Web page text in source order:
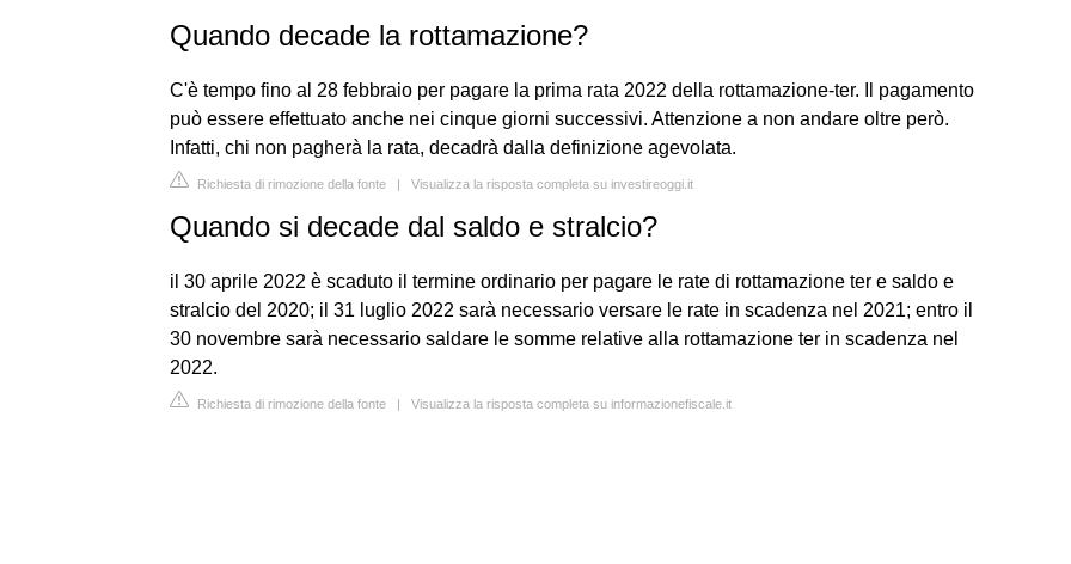
Quando decade la rottamazione?
C'è tempo fino al 28 febbraio per pagare la prima rata 2022 della rottamazione-ter. Il pagamento
può essere effettuato anche nei cinque giorni successivi. Attenzione a non andare oltre però.
Infatti, chi non pagherà la rata, decadrà dalla definizione agevolata.
Richiesta di rimozione della fonte | Visualizza la risposta completa su investireoggi.it
Quando si decade dal saldo e stralcio?
il 30 aprile 2022 è scaduto il termine ordinario per pagare le rate di rottamazione ter e saldo e
stralcio del 2020; il 31 luglio 2022 sarà necessario versare le rate in scadenza nel 2021; entro il
30 novembre sarà necessario saldare le somme relative alla rottamazione ter in scadenza nel
2022.
Richiesta di rimozione della fonte | Visualizza la risposta completa su informazionefiscale.it